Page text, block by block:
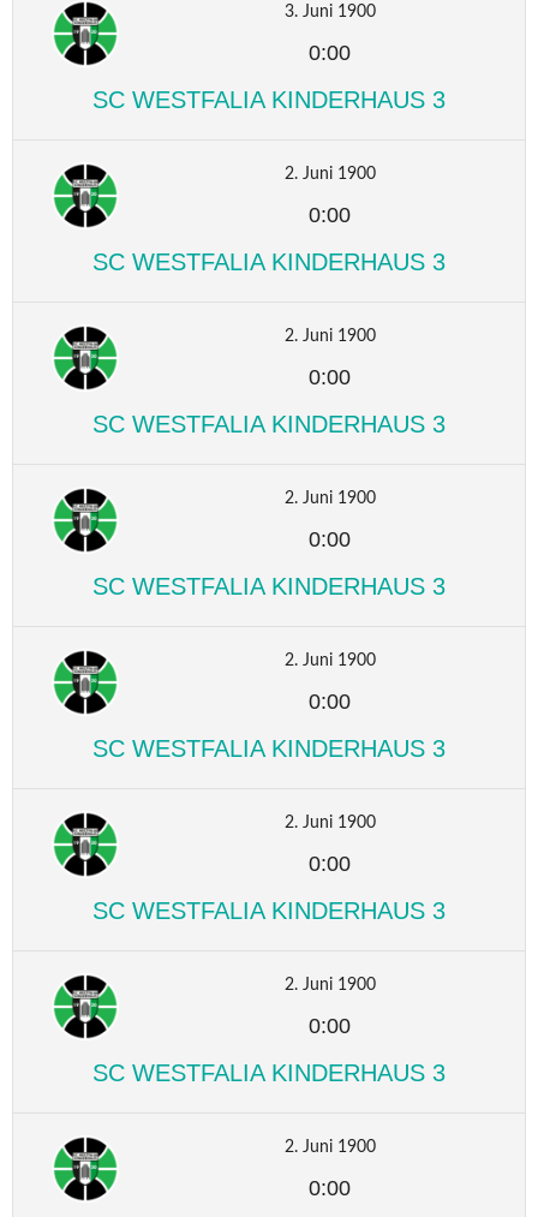
3. Juni 1900
0:00
SC WESTFALIA KINDERHAUS 3
2. Juni 1900
0:00
SC WESTFALIA KINDERHAUS 3
2. Juni 1900
0:00
SC WESTFALIA KINDERHAUS 3
2. Juni 1900
0:00
SC WESTFALIA KINDERHAUS 3
2. Juni 1900
0:00
SC WESTFALIA KINDERHAUS 3
2. Juni 1900
0:00
SC WESTFALIA KINDERHAUS 3
2. Juni 1900
0:00
SC WESTFALIA KINDERHAUS 3
2. Juni 1900
0:00